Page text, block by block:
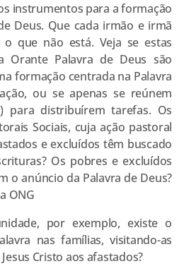
instrumentos para a formação
Deus. Que cada irmão e irmã
que não está. Veja se estas
Orante Palavra de Deus são
formação centrada na Palavra
ou se apenas se reúnem
para distribuírem tarefas. Os
Sociais, cuja ação pastoral
e excluídos têm buscado
Os pobres e excluídos
o anúncio da Palavra de Deus?
ONG
por exemplo, existe o
nas famílias, visitando-as
Cristo aos afastados?